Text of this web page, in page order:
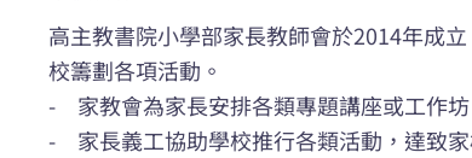
高主教書院小學部家長教師會於2014年成
校籌劃各項活動。
- 家教會為家長安排各類專題講座或工作坊
- 家長義工協助學校推行各類活動，達致家